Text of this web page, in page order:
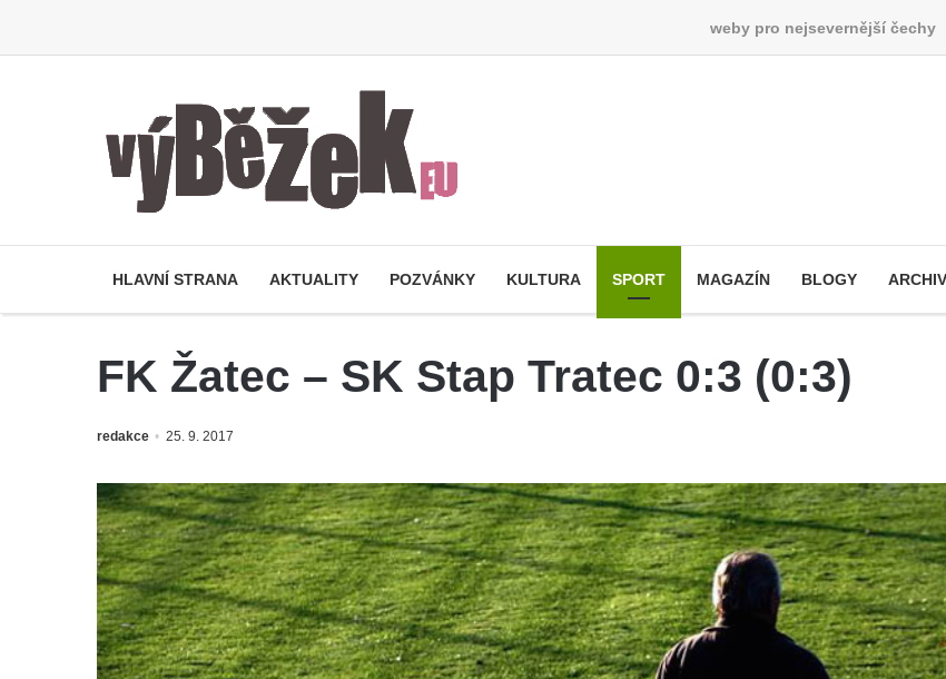
weby pro nejsevernější čechy
HLAVNÍ STRANA AKTUALITY POZVÁNKY KULTURA SPORT MAGAZÍN BLOGY ARCHIV
FK Žatec – SK Stap Tratec 0:3 (0:3)
redakce 25. 9. 2017